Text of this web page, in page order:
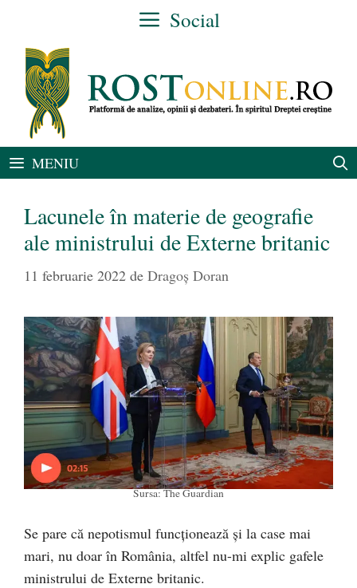
conținut
Social
MENIU
Lacunele în materie de geografie
ale ministrului de Externe britanic
11 februarie 2022 de Dragoș Doran
Sursa: The Guardian
Se pare că nepotismul funcționează și la case mai
mari, nu doar în România, altfel nu-mi explic gafele
ministrului de Externe britanic.